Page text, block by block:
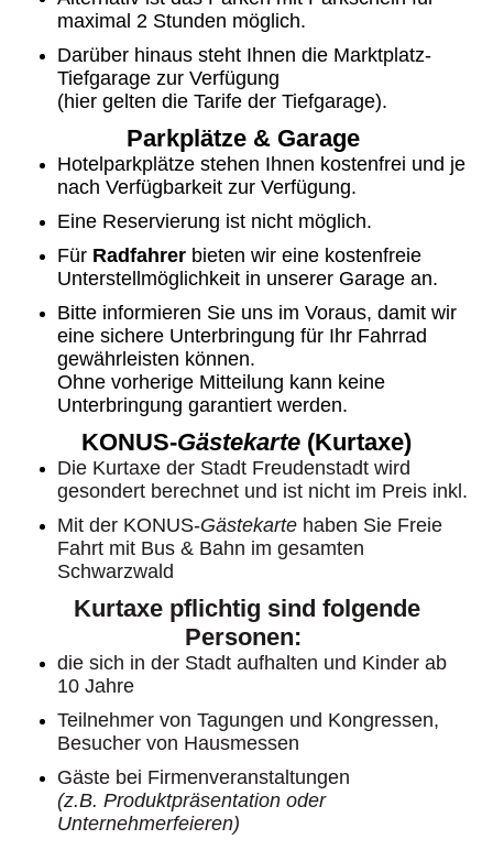
maximal 2 Stunden möglich.
Darüber hinaus steht Ihnen die Marktplatz-
Tiefgarage zur Verfügung
(hier gelten die Tarife der Tiefgarage).
Parkplätze & Garage
Hotelparkplätze stehen Ihnen kostenfrei und je
nach Verfügbarkeit zur Verfügung.
Eine Reservierung ist nicht möglich.
Für Radfahrer bieten wir eine kostenfreie
Unterstellmöglichkeit in unserer Garage an.
Bitte informieren Sie uns im Voraus, damit wir
eine sichere Unterbringung für Ihr Fahrrad
gewährleisten können.
Ohne vorherige Mitteilung kann keine
Unterbringung garantiert werden.
KONUS-Gästekarte (Kurtaxe)
Die Kurtaxe der Stadt Freudenstadt wird
gesondert berechnet und ist nicht im Preis inkl.
Mit der KONUS-Gästekarte haben Sie Freie
Fahrt mit Bus & Bahn im gesamten
Schwarzwald
Kurtaxe pflichtig sind folgende
Personen:
die sich in der Stadt aufhalten und Kinder ab
10 Jahre
Teilnehmer von Tagungen und Kongressen,
Besucher von Hausmessen
Gäste bei Firmenveranstaltungen
(z.B. Produktpräsentation oder
Unternehmerfeieren)